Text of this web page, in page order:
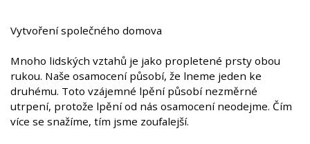
Vytvoření společného domova
Mnoho lidských vztahů je jako propletené prsty obou
rukou. Naše osamocení působí, že lneme jeden ke
druhému. Toto vzájemné lpění působí nezměrné
utrpení, protože lpění od nás osamocení neodejme. Čím
více se snažíme, tím jsme zoufalejší.